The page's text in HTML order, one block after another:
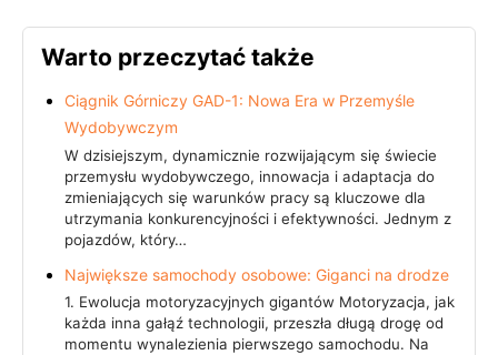
Warto przeczytać także
Ciągnik Górniczy GAD-1: Nowa Era w Przemyśle
Wydobywczym
W dzisiejszym, dynamicznie rozwijającym się świecie
przemysłu wydobywczego, innowacja i adaptacja do
zmieniających się warunków pracy są kluczowe dla
utrzymania konkurencyjności i efektywności. Jednym z
pojazdów, który…
Największe samochody osobowe: Giganci na drodze
1. Ewolucja motoryzacyjnych gigantów Motoryzacja, jak
każda inna gałąź technologii, przeszła długą drogę od
momentu wynalezienia pierwszego samochodu. Na